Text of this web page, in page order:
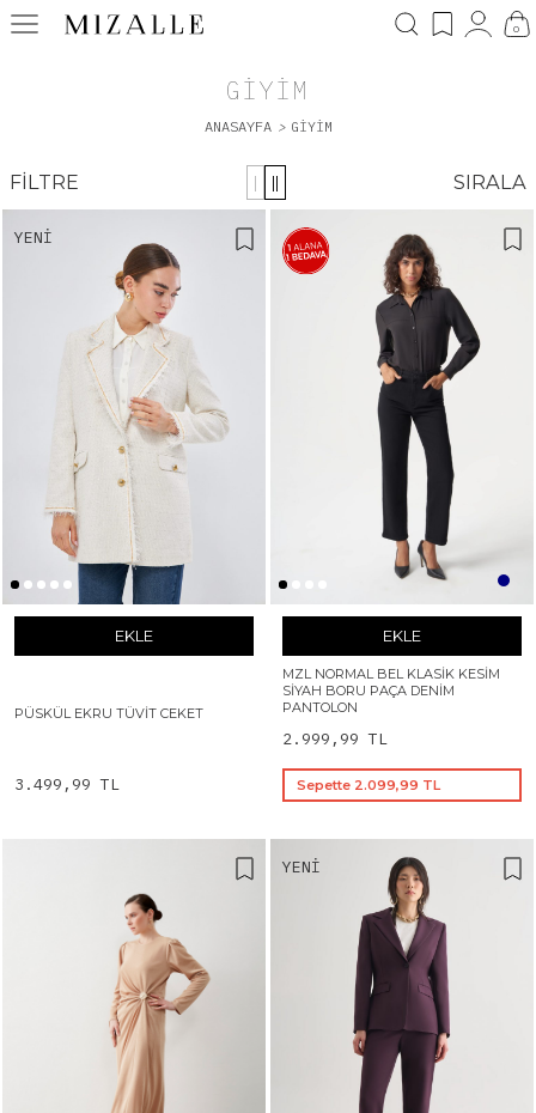
0
GIYIM
ANASAYFA > GIYIM
FILTRE | || SIRALA
YENI
EKLE
PÜSKÜL EKRU TÜVIT CEKET
3.499,99 TL
EKLE
MZL NORMAL BEL KLASIK KESIM
SIYAH BORU PAÇA DENIM
PANTOLON
2.999,99 TL
Sepette 2.099,99 TL
YENI